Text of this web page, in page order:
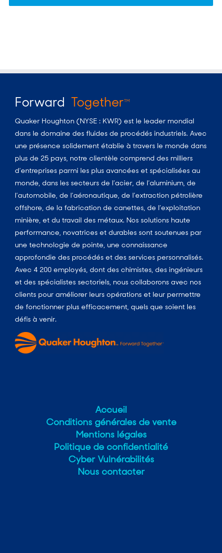
Forward TogetherTM
Quaker Houghton (NYSE : KWR) est le leader mondial
dans le domaine des fluides de procédés industriels. Avec
une présence solidement établie à travers le monde dans
plus de 25 pays, notre clientèle comprend des milliers
d’entreprises parmi les plus avancées et spécialisées au
monde, dans les secteurs de l’acier, de l’aluminium, de
l’automobile, de l’aéronautique, de l’extraction pétrolière
offshore, de la fabrication de canettes, de l’exploitation
minière, et du travail des métaux. Nos solutions haute
performance, novatrices et durables sont soutenues par
une technologie de pointe, une connaissance
approfondie des procédés et des services personnalisés.
Avec 4 200 employés, dont des chimistes, des ingénieurs
et des spécialistes sectoriels, nous collaborons avec nos
clients pour améliorer leurs opérations et leur permettre
de fonctionner plus efficacement, quels que soient les
défis à venir.
Accueil
Conditions générales de vente
Mentions légales
Politique de confidentialité
Cyber Vulnérabilités
Nous contacter